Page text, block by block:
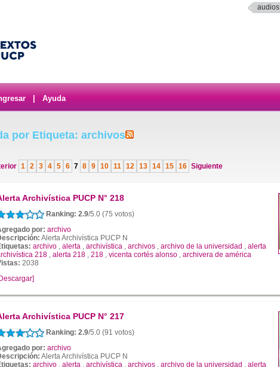
audios
Ayuda
por Etiqueta: archivos
1 2 3 4 5 6 7 8 9 10 11 12 13 14 15 16 Siguiente
Archivística PUCP N° 218
Ranking: 2.9/5.0 (75 votos)
por: archivo
Alerta Archivística PUCP N
archivo , alerta , archivística , archivos , archivo de la universidad , alerta
218 , alerta 218 , 218 , vicenta cortés alonso , archivera de américa
2038
Archivística PUCP N° 217
Ranking: 2.9/5.0 (91 votos)
por: archivo
Alerta Archivística PUCP N
archivo , alerta , archivística , archivos , archivo de la universidad , alerta